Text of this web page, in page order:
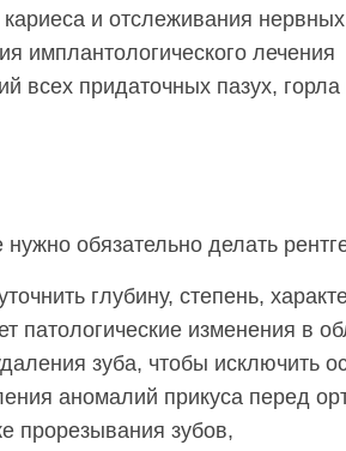
кариеса и отслеживания
имплантологического лечения
всех придаточных пазух,
обязательно делать
глубину, степень,
патологические изменения в
зуба, чтобы исключить
аномалий прикуса перед
прорезывания зубов,